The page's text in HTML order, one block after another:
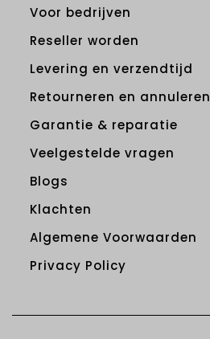
Voor bedrijven
Reseller worden
Levering en verzendtijd
Retourneren en annuleren
Garantie & reparatie
Veelgestelde vragen
Blogs
Klachten
Algemene Voorwaarden
Privacy Policy